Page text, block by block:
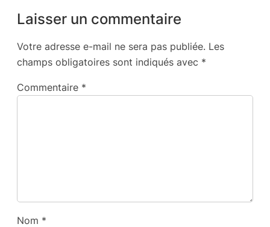
Laisser un commentaire
Votre adresse e-mail ne sera pas publiée. Les
champs obligatoires sont indiqués avec *
Commentaire *
Nom *